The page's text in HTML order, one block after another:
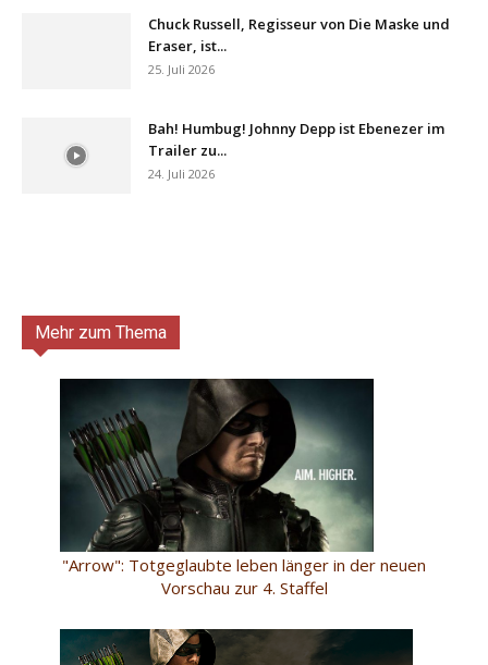
Chuck Russell, Regisseur von Die Maske und
Eraser, ist...
25. Juli 2026
Bah! Humbug! Johnny Depp ist Ebenezer im
Trailer zu...
24. Juli 2026
Mehr zum Thema
"Arrow": Totgeglaubte leben länger in der neuen
Vorschau zur 4. Staffel